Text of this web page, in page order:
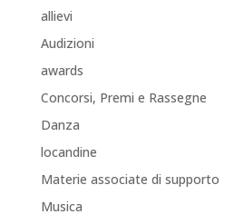
allievi
Audizioni
awards
Concorsi, Premi e Rassegne
Danza
locandine
Materie associate di supporto
Musica